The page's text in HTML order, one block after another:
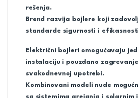
rešenja.
Brend razvija bojlere koji
standarde sigurnosti i
Električni bojleri omogućavaju
instalaciju i pouzdano
svakodnevnoj upotrebi.
Kombinovani modeli nude
sa sistemima grejanja i solarnim